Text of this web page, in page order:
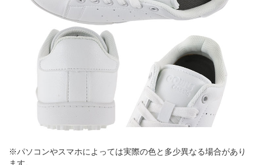
※パソコンやスマホによっては実際の色と多少異なる場合があり